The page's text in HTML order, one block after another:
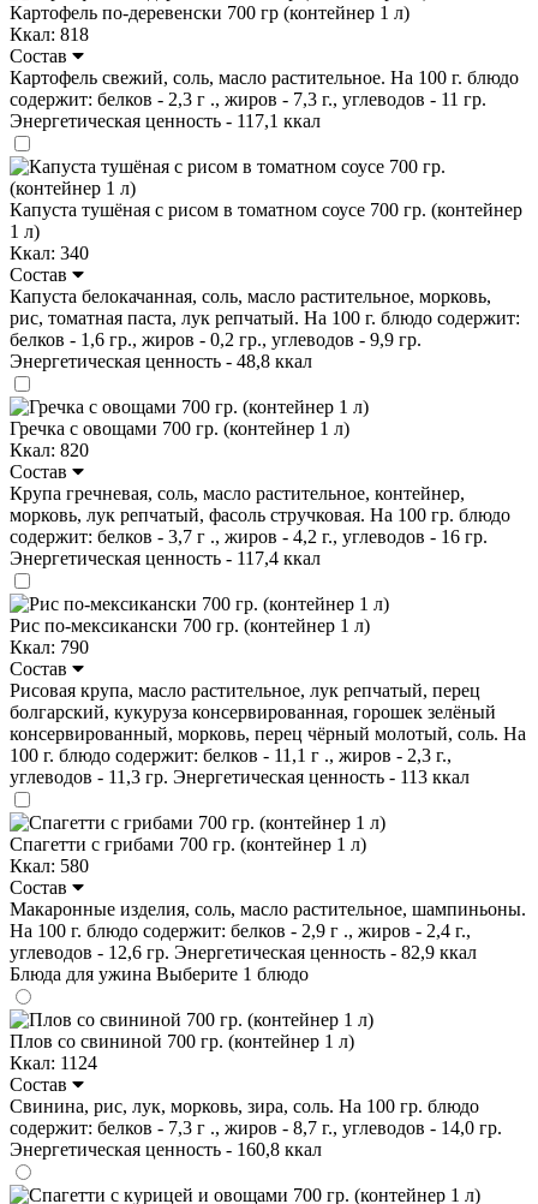
Картофель по-деревенски 700 гр (контейнер 1 л)
Ккал: 818
Состав
Картофель свежий, соль, масло растительное. На 100 г. блюдо
содержит: белков - 2,3 г ., жиров - 7,3 г., углеводов - 11 гр.
Энергетическая ценность - 117,1 ккал
Капуста тушёная с рисом в томатном соусе 700 гр. (контейнер
1 л)
Ккал: 340
Состав
Капуста белокачанная, соль, масло растительное, морковь,
рис, томатная паста, лук репчатый. На 100 г. блюдо содержит:
белков - 1,6 гр., жиров - 0,2 гр., углеводов - 9,9 гр.
Энергетическая ценность - 48,8 ккал
Гречка с овощами 700 гр. (контейнер 1 л)
Ккал: 820
Состав
Крупа гречневая, соль, масло растительное, контейнер,
морковь, лук репчатый, фасоль стручковая. На 100 гр. блюдо
содержит: белков - 3,7 г ., жиров - 4,2 г., углеводов - 16 гр.
Энергетическая ценность - 117,4 ккал
Рис по-мексикански 700 гр. (контейнер 1 л)
Ккал: 790
Состав
Рисовая крупа, масло растительное, лук репчатый, перец
болгарский, кукуруза консервированная, горошек зелёный
консервированный, морковь, перец чёрный молотый, соль. На
100 г. блюдо содержит: белков - 11,1 г ., жиров - 2,3 г.,
углеводов - 11,3 гр. Энергетическая ценность - 113 ккал
Спагетти с грибами 700 гр. (контейнер 1 л)
Ккал: 580
Состав
Макаронные изделия, соль, масло растительное, шампиньоны.
На 100 г. блюдо содержит: белков - 2,9 г ., жиров - 2,4 г.,
углеводов - 12,6 гр. Энергетическая ценность - 82,9 ккал
Блюда для ужина Выберите 1 блюдо
Плов со свининой 700 гр. (контейнер 1 л)
Ккал: 1124
Состав
Свинина, рис, лук, морковь, зира, соль. На 100 гр. блюдо
содержит: белков - 7,3 г ., жиров - 8,7 г., углеводов - 14,0 гр.
Энергетическая ценность - 160,8 ккал